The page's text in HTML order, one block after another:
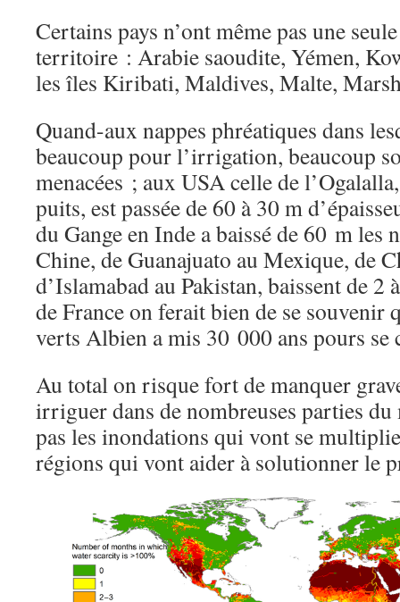
Certains pays n’ont même pas une
territoire : Arabie saoudite, Yémen,
les îles Kiribati, Maldives, Malte,
Quand-aux nappes phréatiques dans
beaucoup pour l’irrigation, beaucoup
menacées ; aux USA celle de
puits, est passée de 60 à 30 m
du Gange en Inde a baissé de 60 m les
Chine, de Guanajuato au Mexique, de
d’Islamabad au Pakistan, baissent de 2
de France on ferait bien de se souvenir
verts Albien a mis 30 000 ans pours
Au total on risque fort de manquer
irriguer dans de nombreuses parties du
pas les inondations qui vont se
régions qui vont aider à solutionner le